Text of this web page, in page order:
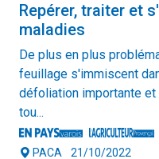
Repérer, traiter et
maladies
De plus en plus
feuillage s'immiscent
défoliation importante
tou...
PACA 21/10/2022